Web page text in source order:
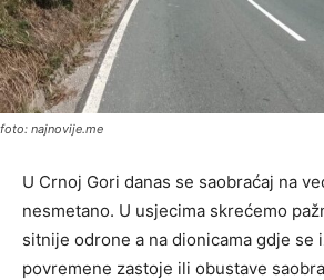
foto: najnovije.me
U Crnoj Gori danas se saobraćaj na
nesmetano. U usjecima skrećemo
sitnije odrone a na dionicama gdje se
povremene zastoje ili obustave